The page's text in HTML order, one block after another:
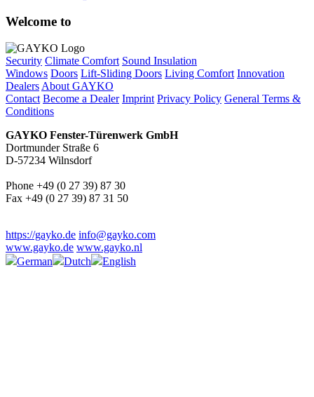
Welcome to
Security Climate Comfort Sound Insulation
Windows Doors Lift-Sliding Doors Living Comfort Innovation
Dealers About GAYKO
Contact Become a Dealer Imprint Privacy Policy General Terms &
Conditions
GAYKO Fenster-Türenwerk GmbH
Dortmunder Straße 6
D-57234 Wilnsdorf
Phone +49 (0 27 39) 87 30
Fax +49 (0 27 39) 87 31 50
https://gayko.de info@gayko.com
www.gayko.de www.gayko.nl
German
Dutch English